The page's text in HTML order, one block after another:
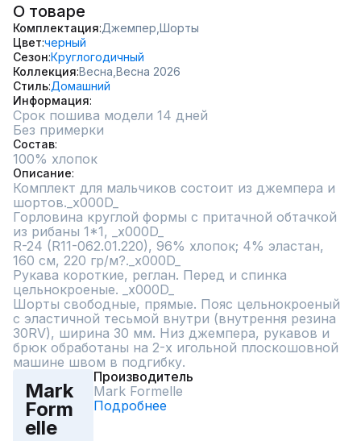
О товаре
Комплектация Джемпер, Шорты
Цвет черный
Сезон Круглогодичный
Коллекция Весна, Весна 2026
Стиль Домашний
Информация
Срок пошива модели 14 дней
Без примерки
Состав
100% хлопок
Описание
Комплект для мальчиков состоит из джемпера и
шортов._x000D_
Горловина круглой формы с притачной обтачкой
из рибаны 1*1, _x000D_
R-24 (R11-062.01.220), 96% хлопок; 4% эластан,
160 см, 220 гр/м?._x000D_
Рукава короткие, реглан. Перед и спинка
цельнокроеные. _x000D_
Шорты свободные, прямые. Пояс цельнокроеный
с эластичной тесьмой внутри (внутрення резина
30RV), ширина 30 мм. Низ джемпера, рукавов и
брюк обработаны на 2-х игольной плоскошовной
машине швом в подгибку.
Mark
Form
elle
Производитель
Mark Formelle
Подробнее